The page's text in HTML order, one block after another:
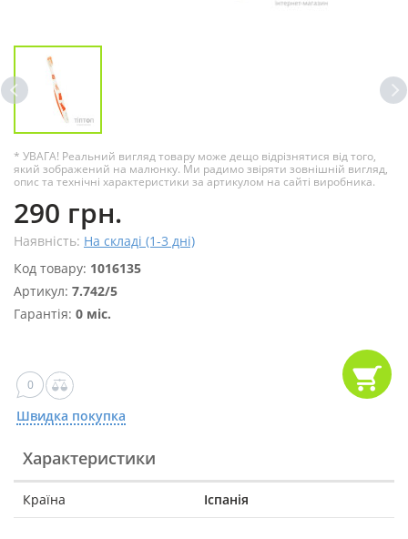
* УВАГА! Реальний вигляд товару може дещо відрізнятися від того,
який зображений на малюнку. Ми радимо звіряти зовнішній вигляд,
опис та технічні характеристики за артикулом на сайті виробника.
290 грн.
Наявність: На складі (1-3 дні)
Код товару: 1016135
Артикул: 7.742/5
Гарантія: 0 міс.
0
Швидка покупка
Характеристики
Країна Іспанія